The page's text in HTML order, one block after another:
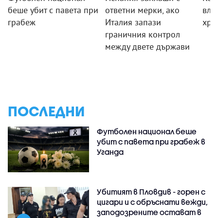
беше убит с павета при
грабеж
ответни мерки, ако
Италия запази
граничния контрол
между двете държави
ПОСЛЕДНИ
Футболен национал беше
убит с павета при грабеж в
Уганда
Убитият в Пловдив - горен с
цигари и с обръснати вежди,
заподозрените остават в